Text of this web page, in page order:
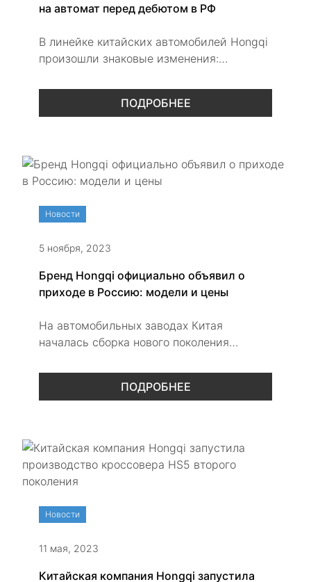
на автомат перед дебютом в РФ
В линейке китайских автомобилей Hongqi
произошли знаковые изменения:
обновления
ПОДРОБНЕЕ
Новости
5 ноября, 2023
Бренд Hongqi официально объявил о
приходе в Россию: модели и цены
На автомобильных заводах Китая
началась сборка нового поколения
ПОДРОБНЕЕ
Новости
11 мая, 2023
Китайская компания Hongqi запустила